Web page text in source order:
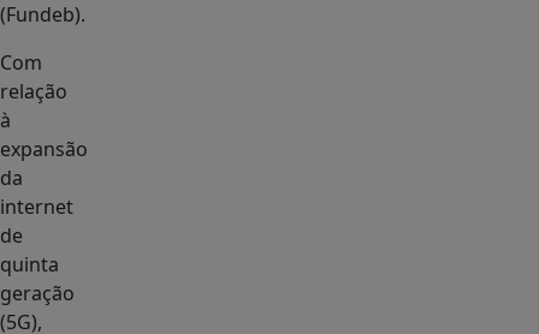
(Fundeb).
Com
relação
à
expansão
da
internet
de
quinta
geração
(5G),